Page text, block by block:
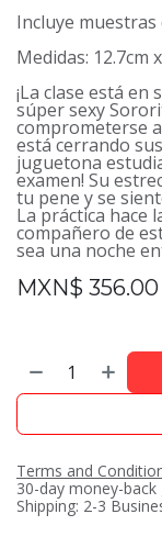
Incluye
Medidas: 12.7cm
¡La clase está en
súper sexy
comprometerse
está cerrando
juguetona
examen! Su
tu pene y se
La práctica hace
compañero de
sea una noche
MXN$ 356.00
Terms and
30-day money-back
Shipping: 2-3